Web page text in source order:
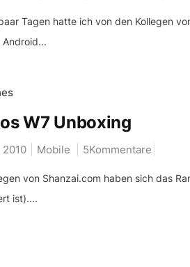
Tagen hatte ich von den Kollegen
W7 Unboxing
Mobile 5Kommentare
von Shanzai.com haben sich das
ist)....